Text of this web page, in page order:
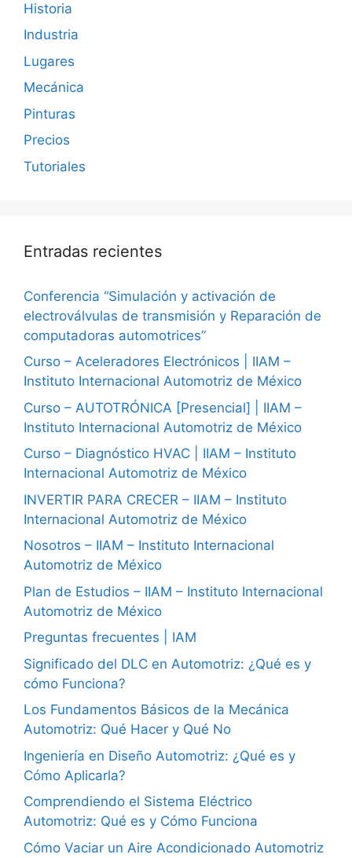
Historia
Industria
Lugares
Mecánica
Pinturas
Precios
Tutoriales
Entradas recientes
Conferencia “Simulación y activación de
electroválvulas de transmisión y Reparación de
computadoras automotrices”
Curso – Aceleradores Electrónicos | IIAM –
Instituto Internacional Automotriz de México
Curso – AUTOTRÓNICA [Presencial] | IIAM –
Instituto Internacional Automotriz de México
Curso – Diagnóstico HVAC | IIAM – Instituto
Internacional Automotriz de México
INVERTIR PARA CRECER – IIAM – Instituto
Internacional Automotriz de México
Nosotros – IIAM – Instituto Internacional
Automotriz de México
Plan de Estudios – IIAM – Instituto Internacional
Automotriz de México
Preguntas frecuentes | IAM
Significado del DLC en Automotriz: ¿Qué es y
cómo Funciona?
Los Fundamentos Básicos de la Mecánica
Automotriz: Qué Hacer y Qué No
Ingeniería en Diseño Automotriz: ¿Qué es y
Cómo Aplicarla?
Comprendiendo el Sistema Eléctrico
Automotriz: Qué es y Cómo Funciona
Cómo Vaciar un Aire Acondicionado Automotriz